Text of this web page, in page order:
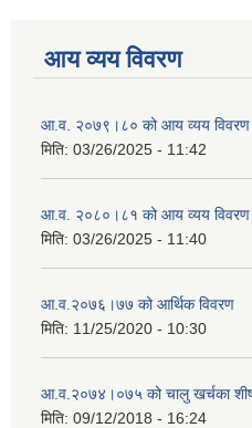
आय व्यय विवरण
आ.व. २०७९।८० को आय व्यय विवरण
मिति: 03/26/2025 - 11:42
आ.व. २०८०।८१ को आय व्यय विवरण
मिति: 03/26/2025 - 11:40
आ.व.२०७६।७७ को आर्थिक विवरण
मिति: 11/25/2020 - 10:30
आ.व.२०७४।०७५ को चालु खर्चका
मिति: 09/12/2018 - 16:24